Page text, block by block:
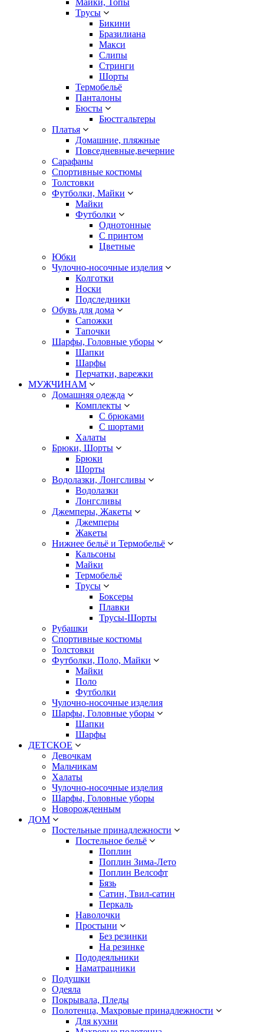
Майки, Топы
Трусы
Бикини
Бразилиана
Макси
Слипы
Стринги
Шорты
Термобельё
Панталоны
Бюсты
Бюстгальтеры
Платья
Домашние, пляжные
Повседневные,вечерние
Сарафаны
Спортивные костюмы
Толстовки
Футболки, Майки
Майки
Футболки
Однотонные
С принтом
Цветные
Юбки
Чулочно-носочные изделия
Колготки
Носки
Подследники
Обувь для дома
Сапожки
Тапочки
Шарфы, Головные уборы
Шапки
Шарфы
Перчатки, варежки
МУЖЧИНАМ
Домашняя одежда
Комплекты
С брюками
С шортами
Халаты
Брюки, Шорты
Брюки
Шорты
Водолазки, Лонгсливы
Водолазки
Лонгсливы
Джемперы, Жакеты
Джемперы
Жакеты
Нижнее бельё и Термобельё
Кальсоны
Майки
Термобельё
Трусы
Боксеры
Плавки
Трусы-Шорты
Рубашки
Спортивные костюмы
Толстовки
Футболки, Поло, Майки
Майки
Поло
Футболки
Чулочно-носочные изделия
Шарфы, Головные уборы
Шапки
Шарфы
ДЕТСКОЕ
Девочкам
Мальчикам
Халаты
Чулочно-носочные изделия
Шарфы, Головные уборы
Новорожденным
ДОМ
Постельные принадлежности
Постельное бельё
Поплин
Поплин Зима-Лето
Поплин Велсофт
Бязь
Сатин, Твил-сатин
Перкаль
Наволочки
Простыни
Без резинки
На резинке
Пододеяльники
Наматрацники
Подушки
Одеяла
Покрывала, Пледы
Полотенца, Махровые принадлежности
Для кухни